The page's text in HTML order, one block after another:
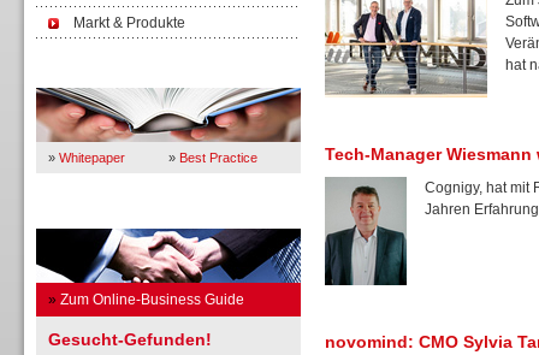
Markt & Produkte
» Whitepaper » Best Practice
» Zum Online-Business Guide
Gesucht-Gefunden!
hat
Tech-Manager
Cognigy, hat mit
Jahren
novomind: CMO Sylvia